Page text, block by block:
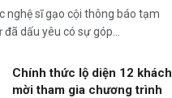
nghệ sĩ gạo cội thông báo tạm
dấu yêu có sự góp...
Chính thức lộ diện 12 khách
mời tham gia chương trình